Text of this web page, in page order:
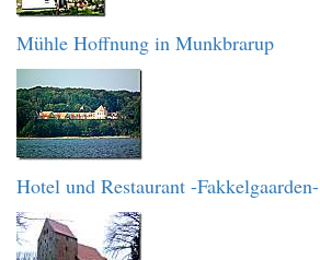
Mühle Hoffnung in Munkbrarup
Hotel und Restaurant -Fakkelgaarden-